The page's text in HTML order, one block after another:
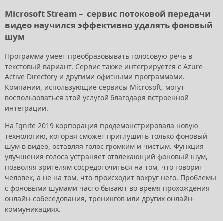
Microsoft Stream – сервис потоковой передачи
видео научился эффективно удалять фоновый
шум
Программа умеет преобразовывать голосовую речь в
текстовый вариант. Сервис также интегрируется с Azure
Active Directory и другими офисными программами.
Компании, использующие сервисы Microsoft, могут
воспользоваться этой услугой благодаря встроенной
интеграции.
На Ignite 2019 корпорация продемонстрировала новую
технологию, которая сможет приглушить только фоновый
шум в видео, оставляя голос громким и чистым. Функция
улучшения голоса устраняет отвлекающий фоновый шум,
позволяя зрителям сосредоточиться на том, что говорит
человек, а не на том, что происходит вокруг него. Проблемы
с фоновыми шумами часто бывают во время прохождения
онлайн-собеседования, тренингов или других онлайн-
коммуникациях.